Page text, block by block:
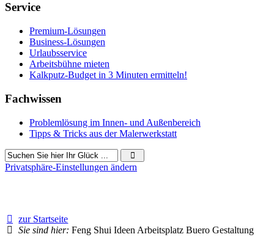
Service
Premium-Lösungen
Business-Lösungen
Urlaubsservice
Arbeitsbühne mieten
Kalkputz-Budget in 3 Minuten ermitteln!
Fachwissen
Problemlösung im Innen- und Außenbereich
Tipps & Tricks aus der Malerwerkstatt
Privatsphäre-Einstellungen ändern
zur Startseite
Sie sind hier: Feng Shui Ideen Arbeitsplatz Buero Gestaltung